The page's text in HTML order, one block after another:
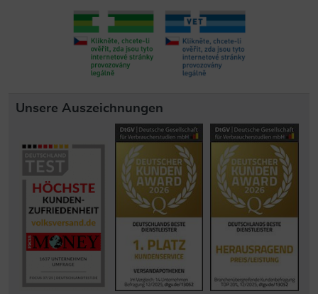
Unsere Auszeichnungen